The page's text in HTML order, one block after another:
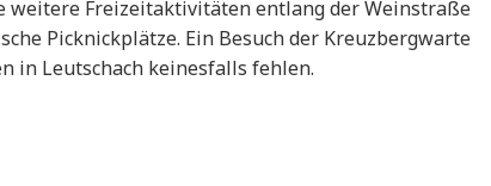
weitere Freizeitaktivitäten entlang der Weinstraße
Picknickplätze. Ein Besuch der Kreuzbergwarte
in Leutschach keinesfalls fehlen.